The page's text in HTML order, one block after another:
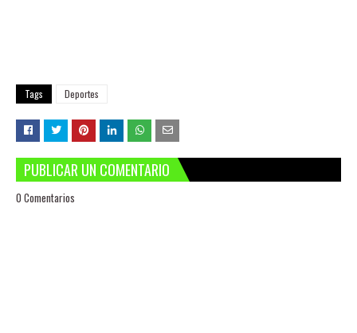
Tags Deportes
PUBLICAR UN COMENTARIO
0 Comentarios